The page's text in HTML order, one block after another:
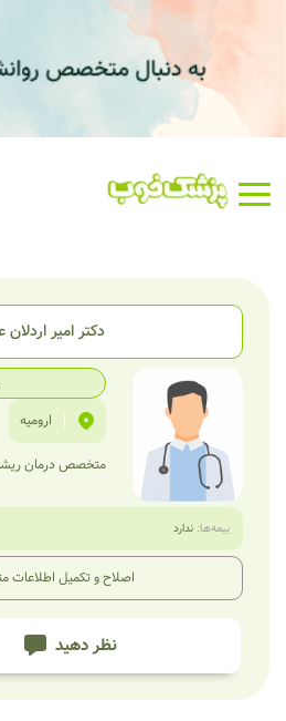
دکتر امیر اردلان
|
ارومیه
متخصص درمان
بیمه‌ها: ندارد
اصلاح و تکمیل
نظر دهید